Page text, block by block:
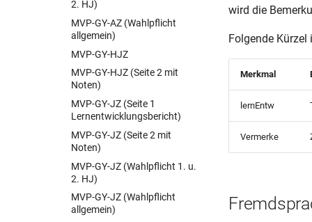
BER-BQL VZ-HJZ (Schul Z
505 a)
BER-BS-AS (MSA Schul Z 502)
502d)
BER-BS-AS
BER-BS-AZ (Schul Z 503)
BER-BS-FHReife (Schul Z 504)
BER-BS-HJZ (2006 mit
Gewichtung)
BER-BS-HJZ (2006)
BER-BS-HJZ (Bescheinigung
2006)
2. HJ)
MVP-GY-AZ (Wahlpflicht
allgemein)
MVP-GY-HJZ
MVP-GY-HJZ (Seite 2 mit
Noten)
MVP-GY-JZ (Seite 1
Lernentwicklungsbericht)
MVP-GY-JZ (Seite 2 mit
Noten)
MVP-GY-JZ (Wahlpflicht 1. u.
2. HJ)
MVP-GY-JZ (Wahlpflicht
allgemein)
wird die
Folgende
Merkmal
lernEntw
Vermerke